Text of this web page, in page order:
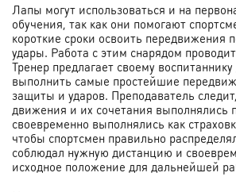
Лапы могут использоваться и на
обучения, так как они помогают
короткие сроки освоить передвижения
удары. Работа с этим снарядом
Тренер предлагает своему
выполнить самые простейшие
защиты и ударов. Преподаватель
движения и их сочетания выполнялись
своевременно выполнялись как
чтобы спортсмен правильно
соблюдал нужную дистанцию и
исходное положение для дальнейшей